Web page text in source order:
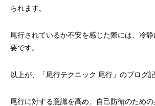
られます。
尾行されているか不安を感じた際には、冷
要です。
以上が、「尾行テクニック 尾行」のブログ
尾行に対する意識を高め、自己防衛のため